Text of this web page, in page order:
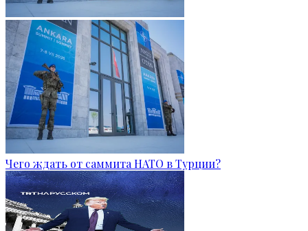
Чего ждать от саммита НАТО в Турции?